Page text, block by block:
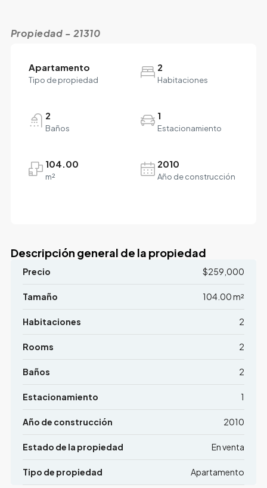
Propiedad - 21310
Apartamento
Tipo de propiedad
2
Habitaciones
2
Baños
1
Estacionamiento
104.00
m²
2010
Año de construcción
Descripción general de la propiedad
Precio $259,000
Tamaño 104.00 m²
Habitaciones 2
Rooms 2
Baños 2
Estacionamiento 1
Año de construcción 2010
Estado de la propiedad En venta
Tipo de propiedad Apartamento